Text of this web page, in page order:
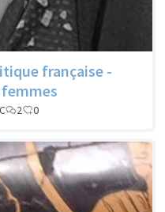
française -
2 0